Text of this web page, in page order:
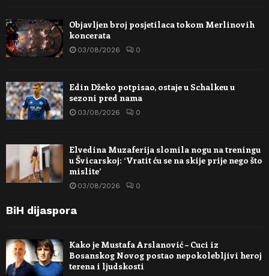
Objavljen broj posjetilaca tokom Merlinovih
koncerata
03/08/2026 0
Edin Džeko potpisao, ostaje u Schalkeu u
sezoni pred nama
03/08/2026 0
Elvedina Muzaferija slomila nogu na treningu
u Švicarskoj: ‘Vratit ću se na skije prije nego što
mislite’
03/08/2026 0
BiH dijaspora
Kako je Mustafa Arslanović – Cuci iz
Bosanskog Novog postao nepokolebljivi heroj
terena i ljudskosti